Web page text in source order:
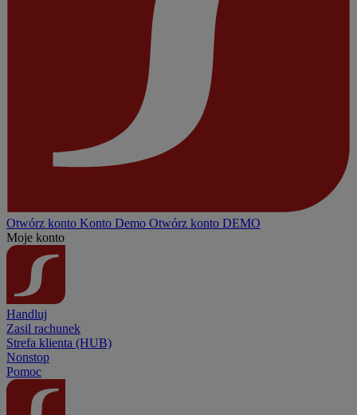
Otwórz konto Konto Demo Otwórz konto DEMO
Moje konto
Handluj
Zasil rachunek
Strefa klienta (HUB)
Nonstop
Pomoc